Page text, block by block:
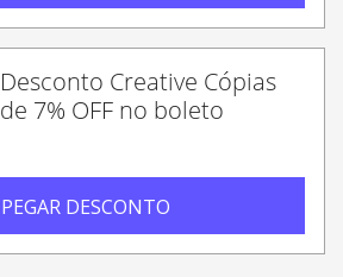
Desconto Creative Cópias
de 7% OFF no boleto
PEGAR DESCONTO